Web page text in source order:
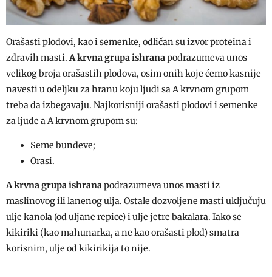
Orašasti plodovi, kao i semenke, odličan su izvor proteina i
zdravih masti. A krvna grupa ishrana podrazumeva unos
velikog broja orašastih plodova, osim onih koje ćemo kasnije
navesti u odeljku za hranu koju ljudi sa A krvnom grupom
treba da izbegavaju. Najkorisniji orašasti plodovi i semenke
za ljude a A krvnom grupom su:
Seme bundeve;
Orasi.
A krvna grupa ishranapodrazumeva unos masti iz
maslinovog ili lanenog ulja. Ostale dozvoljene masti uključuju
ulje kanola (od uljane repice) i ulje jetre bakalara. Iako se
kikiriki (kao mahunarka, a ne kao orašasti plod) smatra
korisnim, ulje od kikirikija to nije.